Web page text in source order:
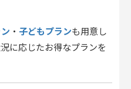
・ 子どもプランも用意し
に応じたお得なプランを